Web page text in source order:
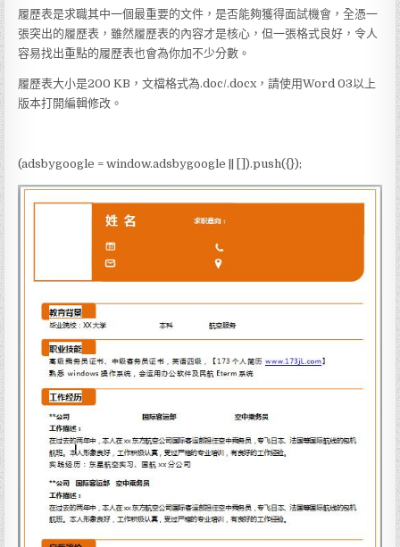
履歷表是求職其中一個最重要的文件，是否能夠獲得面試機會，全憑一
張突出的履歷表，雖然履歷表的內容才是核心，但一張格式良好，令人
容易找出重點的履歷表也會為你加不少分數。
履歷表大小是200 KB，文檔格式為.doc/.docx，請使用Word 03以上
版本打開編輯修改。
(adsbygoogle = window.adsbygoogle || []).push({});